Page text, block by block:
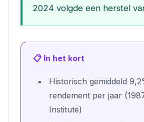
2024 volgde een herstel
📋 In het kort
Historisch gemiddeld
rendement per jaar
Institute)